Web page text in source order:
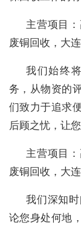
主营项目
废铜回收，大
我们始终
务，从物资的
们致力于追求
后顾之忧，让
主营项目
废铜回收，大
我们深知
论您身处何地